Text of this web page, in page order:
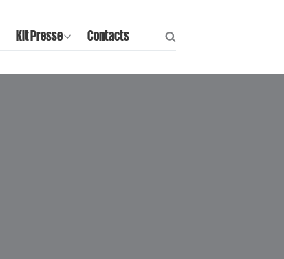
Kit Presse Contacts